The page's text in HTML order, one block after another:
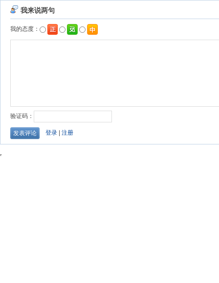
我来说两句
我的态度：
验证码：
登录 注册